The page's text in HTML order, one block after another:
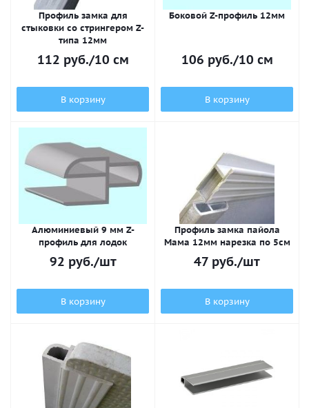
Профиль замка для
стыковки со стрингером Z-
типа 12мм
112 руб./10 см
В корзину
Боковой Z-профиль 12мм
106 руб./10 см
В корзину
Алюминиевый 9 мм Z-
профиль для лодок
92 руб./шт
В корзину
Профиль замка пайола
Мама 12мм нарезка по 5см
47 руб./шт
В корзину